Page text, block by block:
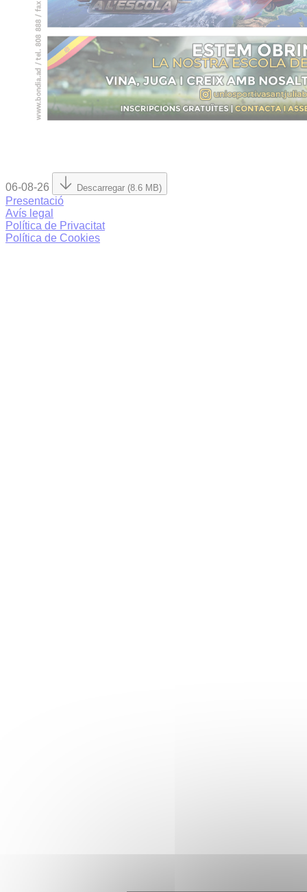
06-08-26 Descarregar (8.6 MB)
Presentació
Avís legal
Política de Privacitat
Política de Cookies